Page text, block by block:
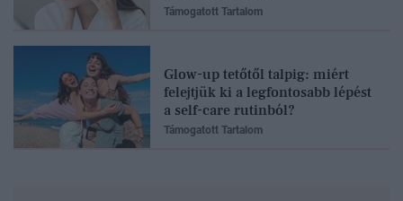
Támogatott Tartalom
Glow-up tetőtől talpig: miért
felejtjük ki a legfontosabb lépést
a self-care rutinból?
Támogatott Tartalom